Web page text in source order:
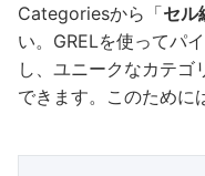
Categoriesから「セ
い。GRELを使ってパ
し、ユニークなカテゴ
できます。このために